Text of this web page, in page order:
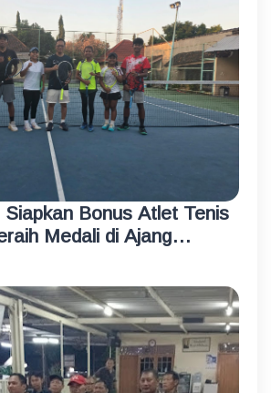
Bonus Atlet Tenis
Medali di Ajang